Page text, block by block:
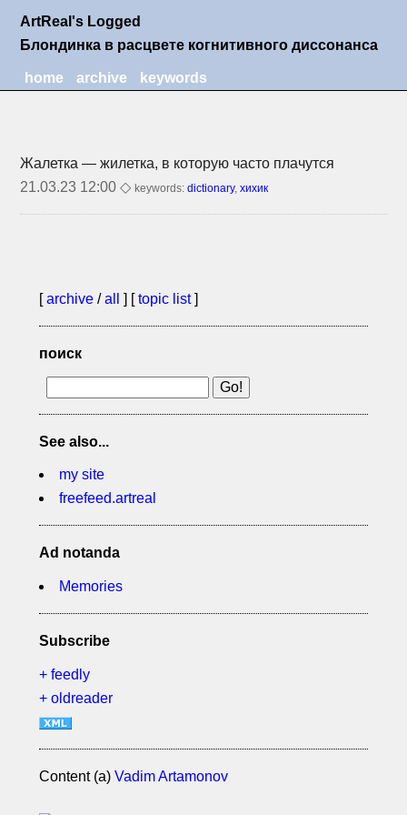
ArtReal's Logged
Блондинка в расцвете когнитивного диссонанса
home archive keywords
Жалетка — жилетка, в которую часто плачутся
21.03.23 12:00 ◇ keywords:dictionary,хихик
[archive/all ] [topic list]
поиск
See also...
my site
freefeed.artreal
Ad notanda
Memories
Subscribe
+ feedly
+ oldreader
Content (a) Vadim Artamonov